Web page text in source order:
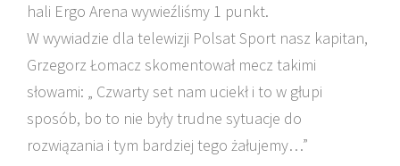
hali Ergo Arena wywieźliśmy 1 punkt.
W wywiadzie dla telewizji Polsat Sport nasz kapitan,
Grzegorz Łomacz skomentował mecz takimi
słowami: „ Czwarty set nam uciekł i to w głupi
sposób, bo to nie były trudne sytuacje do
rozwiązania i tym bardziej tego żałujemy…”